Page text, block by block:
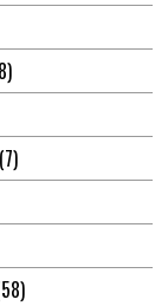
(7)